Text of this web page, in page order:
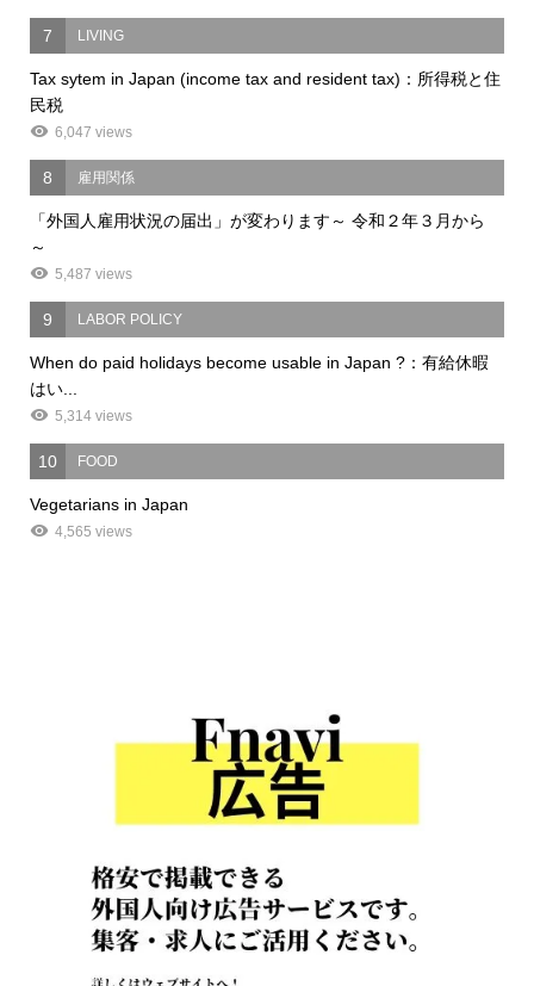
7 LIVING
Tax sytem in Japan (income tax and resident tax)：所得税と住
民税
6,047 views
8 雇用関係
「外国人雇用状況の届出」が変わります～ 令和２年３月から
～
5,487 views
9 LABOR POLICY
When do paid holidays become usable in Japan ?：有給休暇
はい...
5,314 views
10 FOOD
Vegetarians in Japan
4,565 views